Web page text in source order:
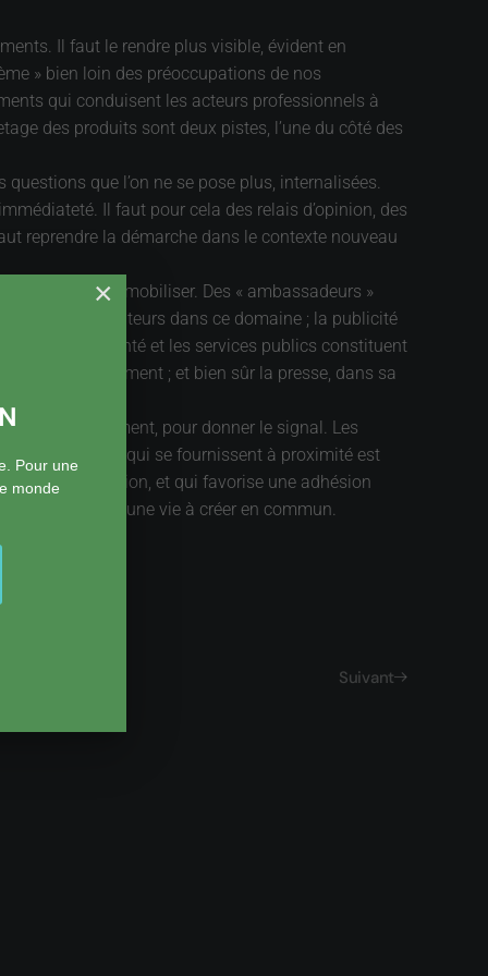
Il faut le rendre plus visible, évident en
» bien loin des préoccupations de nos
qui conduisent les acteurs professionnels à
des produits sont deux pistes, l’une du côté des
que l’on ne se pose plus, internalisées.
Il faut pour cela des relais d’opinion, des
reprendre la démarche dans le contexte nouveau
qui doit se mobiliser. Des « ambassadeurs »
consommateurs dans ce domaine ; la publicité
de santé et les services publics constituent
de comportement ; et bien sûr la presse, dans sa
ostensiblement, pour donner le signal. Les
scolaires qui se fournissent à proximité est
cette mobilisation, et qui favorise une adhésion
et global ont une vie à créer en commun.
Suivant
×
Pour une
monde